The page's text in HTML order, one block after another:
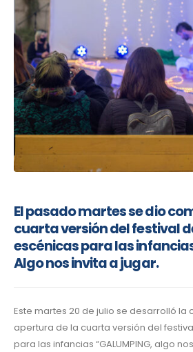
El pasado martes se dio
cuarta versión del festival
escénicas para las infancias
Algo nos invita a jugar.
Este martes 20 de julio se desarrolló la
apertura de la cuarta versión del
para las infancias “GALUMPING, algo